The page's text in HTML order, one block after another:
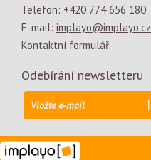
Telefon: +420 774 656 180
E-mail: implayo@implayo.cz
Kontaktní formulář
Odebírání newsletteru